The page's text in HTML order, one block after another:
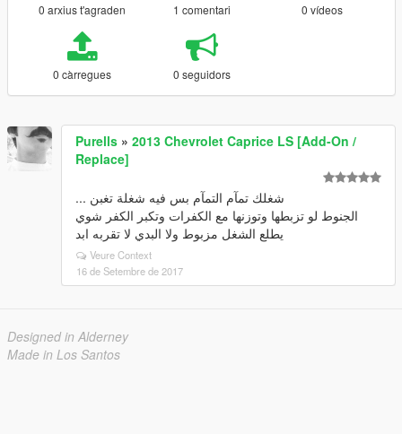
0 arxius t'agraden 1 comentari 0 vídeos
0 càrregues 0 seguidors
Purells » 2013 Chevrolet Caprice LS [Add-On /
Replace]
شغلك تمآم التمآم بس فيه شغلة تغبن ...
الجنوط لو تزبطها وتوزنها مع الكفرات وتكبر الكفر شوي
يطلع الشغل مزبوط ولا البدي لا تقربه ابد
Veure Context
16 de Setembre de 2017
Designed in Alderney
Made in Los Santos